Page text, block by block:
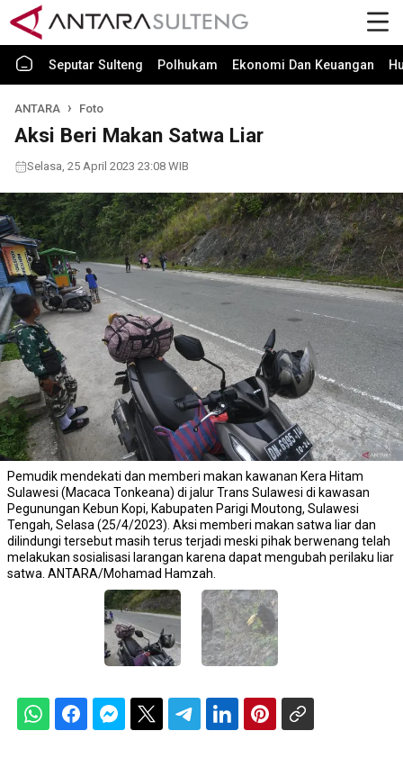
Seputar Sulteng Polhukam Ekonomi Dan Keuangan
ANTARA Foto
Aksi Beri Makan Satwa Liar
Selasa, 25 April 2023 23:08 WIB
Pemudik mendekati dan memberi makan kawanan Kera Hitam
Sulawesi (Macaca Tonkeana) di jalur Trans Sulawesi di kawasan
Pegunungan Kebun Kopi, Kabupaten Parigi Moutong, Sulawesi
Tengah, Selasa (25/4/2023). Aksi memberi makan satwa liar dan
dilindungi tersebut masih terus terjadi meski pihak berwenang telah
melakukan sosialisasi larangan karena dapat mengubah perilaku liar
satwa. ANTARA/Mohamad Hamzah.